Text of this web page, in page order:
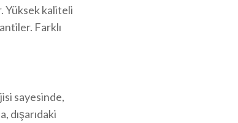
Yüksek kaliteli
Farklı
sayesinde,
dışarıdaki